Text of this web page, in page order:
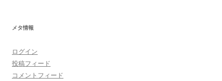
メタ情報
ログイン
投稿フィード
コメントフィード